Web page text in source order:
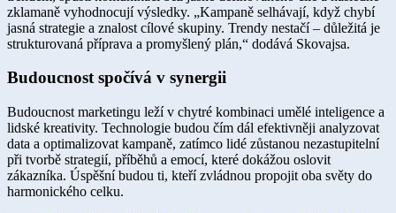
zklamaně vyhodnocují výsledky. „Kampaně selhávají, když chybí
jasná strategie a znalost cílové skupiny. Trendy nestačí – důležitá je
strukturovaná příprava a promyšlený plán,“ dodává Skovajsa.
Budoucnost spočívá v synergii
Budoucnost marketingu leží v chytré kombinaci umělé inteligence a
lidské kreativity. Technologie budou čím dál efektivněji analyzovat
data a optimalizovat kampaně, zatímco lidé zůstanou nezastupitelní
při tvorbě strategií, příběhů a emocí, které dokážou oslovit
zákazníka. Úspěšní budou ti, kteří zvládnou propojit oba světy do
harmonického celku.